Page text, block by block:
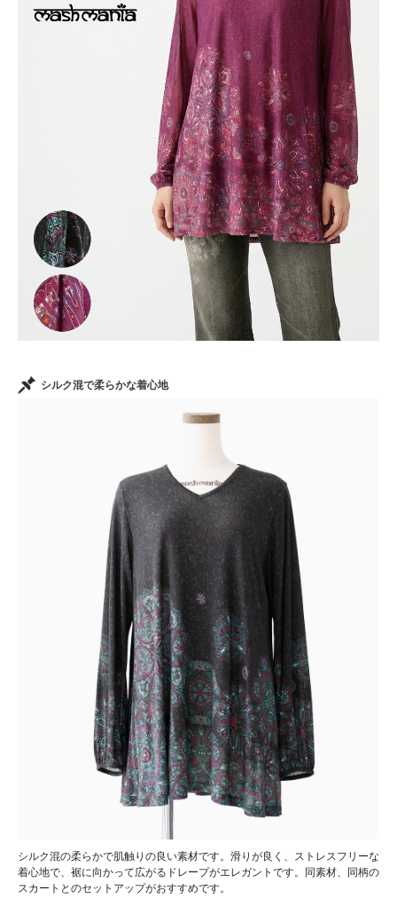
シルク混で柔らかな着心地
シルク混の柔らかで肌触りの良い素材です。滑りが良く、ストレスフリーな
着心地で、裾に向かって広がるドレープがエレガントです。同素材、同柄の
スカートとのセットアップがおすすめです。